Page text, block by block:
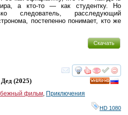
а кто-то — как студентку. Но
следователь, расследующий
постепенно понимает, кто же
Скачать
смотреть
(2025)
фильм, Приключения
HD 1080